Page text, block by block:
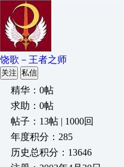
饶歌－王者之师
关注 私信
精华：0帖
求助：0帖
帖子：13帖 | 1000回
年度积分：285
历史总积分：13646